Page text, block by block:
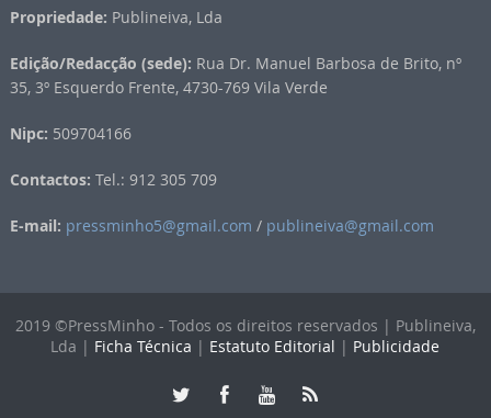
Propriedade: Publineiva, Lda
Edição/Redacção (sede): Rua Dr. Manuel Barbosa de Brito, nº
35, 3º Esquerdo Frente, 4730-769 Vila Verde
Nipc: 509704166
Contactos: Tel.: 912 305 709
E-mail: pressminho5@gmail.com / publineiva@gmail.com
2019 ©PressMinho - Todos os direitos reservados | Publineiva,
Lda | Ficha Técnica | Estatuto Editorial | Publicidade